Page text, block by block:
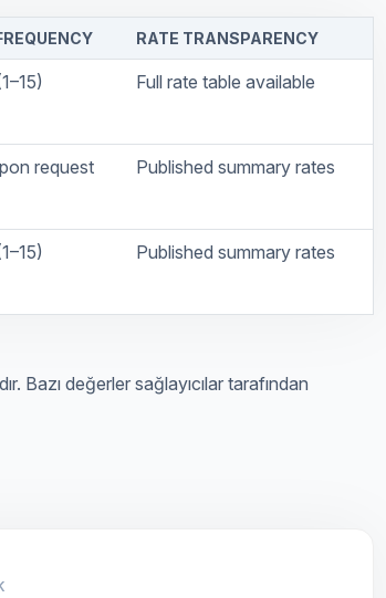
RATE TRANSPARENCY
Full rate table available
request Published summary rates
Published summary rates
Bazı değerler sağlayıcılar tarafından